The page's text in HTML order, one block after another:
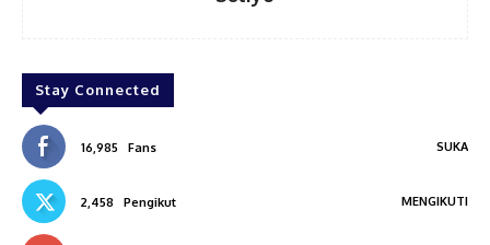
Stay Connected
16,985 Fans SUKA
2,458 Pengikut MENGIKUTI